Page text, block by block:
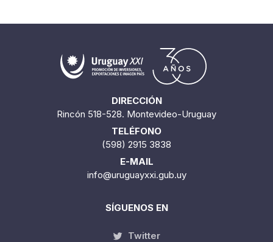
DIRECCIÓN
Rincón 518-528. Montevideo-Uruguay
TELÉFONO
(598) 2915 3838
E-MAIL
info@uruguayxxi.gub.uy
SÍGUENOS EN
Twitter